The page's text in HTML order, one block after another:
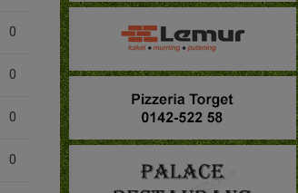
0
0
0
0